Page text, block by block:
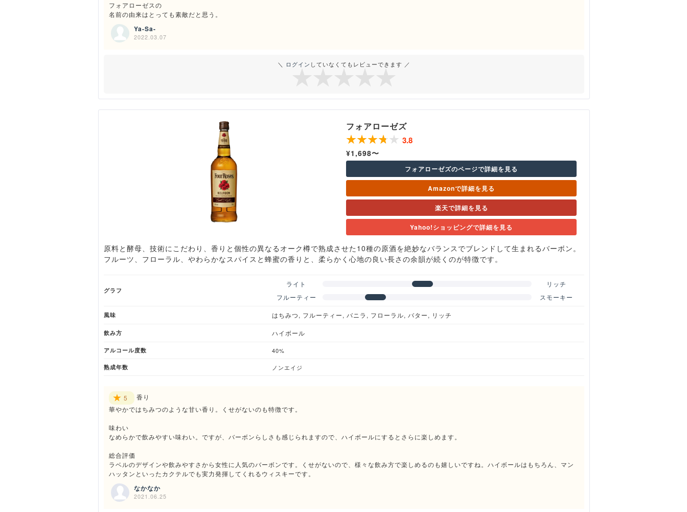
フォアローゼスの
名前の由来はとっても素敵だと思う。
Ya-Sa-
2022.03.07
＼ ログイン していなくてもレビューできます ／
フォアローゼズ
3.8
¥1,698〜
フォアローゼズのページで詳細を見る
Amazonで詳細を見る
楽天で詳細を見る
Yahoo!ショッピングで詳細を見る
原料と酵母、技術にこだわり、香りと個性の異なるオーク樽で熟成させた10種の原酒を絶妙なバランスでブレンドして生まれるバーボン。
フルーツ、フローラル、やわらかなスパイスと蜂蜜の香りと、柔らかく心地の良い長さの余韻が続くのが特徴です。
グラフ
ライト
リッチ
フルーティー
スモーキー
風味 はちみつ, フルーティー, バニラ, フローラル, バター, リッチ
飲み方 ハイボール
アルコール度数 40%
熟成年数 ノンエイジ
5
香り
華やかではちみつのような甘い香り。くせがないのも特徴です。
味わい
なめらかで飲みやすい味わい。ですが、バーボンらしさも感じられますので、ハイボールにするとさらに楽しめます。
総合評価
ラベルのデザインや飲みやすさから女性に人気のバーボンです。くせがないので、様々な飲み方で楽しめるのも嬉しいですね。ハイボールはもちろん、マン
ハッタンといったカクテルでも実力発揮してくれるウィスキーです。
なかなか
2021.06.25